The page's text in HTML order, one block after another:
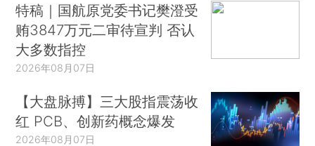
特稿｜国航原党委书记樊澄受
贿3847万元二审待宣判 否认
大多数指控
2026年08月07日
【大盘脉搏】三大股指震荡收
红 PCB、创新药概念爆发
2026年08月07日